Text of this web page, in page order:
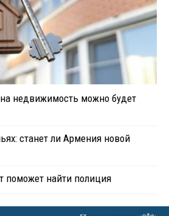
на недвижимость можно будет
станет ли Армения новой
поможет найти полиция